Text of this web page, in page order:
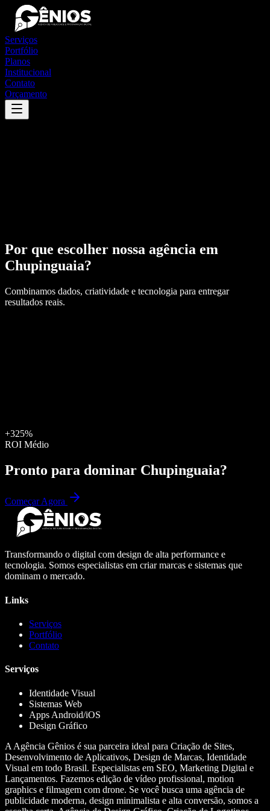
Serviços
Portfólio
Planos
Institucional
Contato
Orçamento
Por que escolher nossa agência em
Chupinguaia?
Combinamos dados, criatividade e tecnologia para entregar
resultados reais.
+325%
ROI Médio
Pronto para dominar Chupinguaia?
Começar Agora
Transformando o digital com design de alta performance e
tecnologia. Somos especialistas em criar marcas e sistemas que
dominam o mercado.
Links
Serviços
Portfólio
Contato
Serviços
Identidade Visual
Sistemas Web
Apps Android/iOS
Design Gráfico
A Agência Gênios é sua parceira ideal para Criação de Sites,
Desenvolvimento de Aplicativos, Design de Marcas, Identidade
Visual em todo Brasil. Especialistas em SEO, Marketing Digital e
Lançamentos. Fazemos edição de vídeo profissional, motion
graphics e filmagem com drone. Se você busca uma agência de
publicidade moderna, design minimalista e alta conversão, somos a